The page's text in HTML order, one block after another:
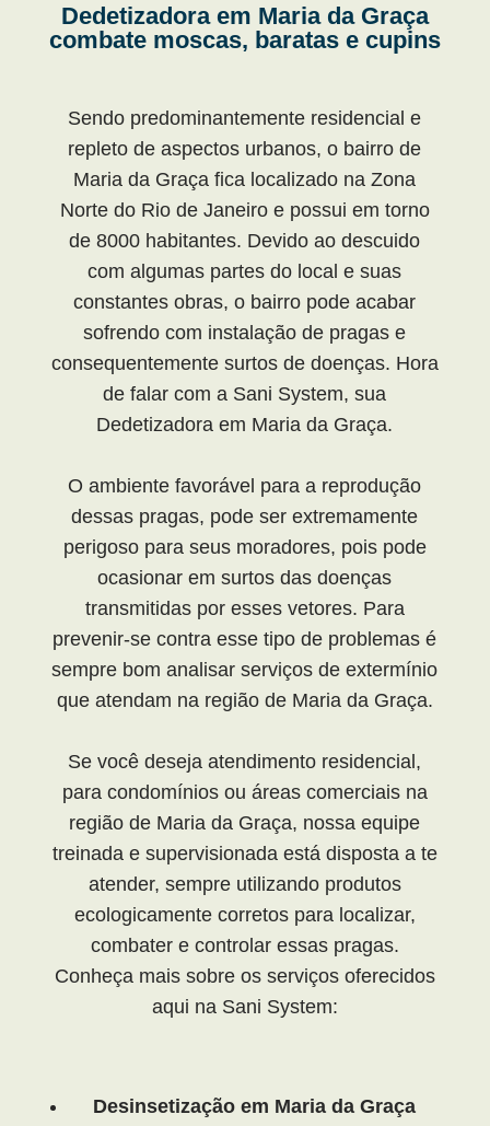
Dedetizadora em Maria da Graça
combate moscas, baratas e cupins
Sendo predominantemente residencial e
repleto de aspectos urbanos, o bairro de
Maria da Graça fica localizado na Zona
Norte do Rio de Janeiro e possui em torno
de 8000 habitantes. Devido ao descuido
com algumas partes do local e suas
constantes obras, o bairro pode acabar
sofrendo com instalação de pragas e
consequentemente surtos de doenças. Hora
de falar com a Sani System, sua
Dedetizadora em Maria da Graça.
O ambiente favorável para a reprodução
dessas pragas, pode ser extremamente
perigoso para seus moradores, pois pode
ocasionar em surtos das doenças
transmitidas por esses vetores. Para
prevenir-se contra esse tipo de problemas é
sempre bom analisar serviços de extermínio
que atendam na região de Maria da Graça.
Se você deseja atendimento residencial,
para condomínios ou áreas comerciais na
região de Maria da Graça, nossa equipe
treinada e supervisionada está disposta a te
atender, sempre utilizando produtos
ecologicamente corretos para localizar,
combater e controlar essas pragas.
Conheça mais sobre os serviços oferecidos
aqui na Sani System:
Desinsetização em Maria da Graça